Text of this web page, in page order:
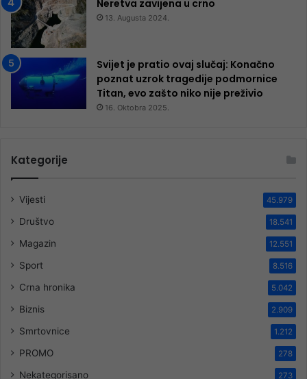
Neretva zavijena u crno
13. Augusta 2024.
Svijet je pratio ovaj slučaj: Konačno
poznat uzrok tragedije podmornice
Titan, evo zašto niko nije preživio
16. Oktobra 2025.
Kategorije
Vijesti 45.979
Društvo 18.541
Magazin 12.551
Sport 8.516
Crna hronika 5.042
Biznis 2.909
Smrtovnice 1.212
PROMO 278
Nekategorisano 273